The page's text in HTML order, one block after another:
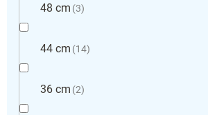
48 cm 3
44 cm 14
36 cm 2